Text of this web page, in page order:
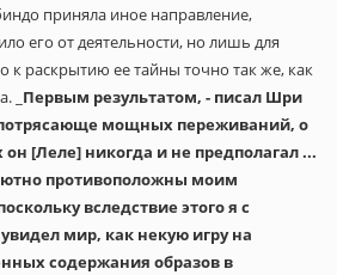
приняла иное направление,
его от деятельности, но лишь для
к раскрытию ее тайны точно так же, как
_ Первым результатом, - писал Шри
мощных переживаний, о
[Леле] никогда и не предполагал ...
противоположны моим
вследствие этого я с
мир, как некую игру на
содержания образов в